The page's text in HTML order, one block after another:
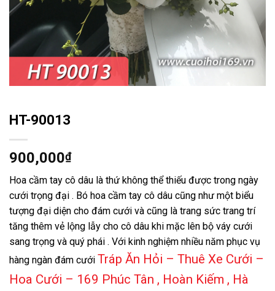
HT-90013
900,000₫
Hoa cầm tay cô dâu là thứ không thể thiếu được trong ngày
cưới trọng đại . Bó hoa cầm tay cô dâu cũng như một biểu
tượng đại diện cho đám cưới và cũng là trang sức trang trí
tăng thêm vẻ lộng lẫy cho cô dâu khi mặc lên bộ váy cưới
sang trọng và quý phái . Với kinh nghiệm nhiều năm phục vụ
hàng ngàn đám cưới Tráp Ăn Hỏi – Thuê Xe Cưới –
Hoa Cưới – 169 Phúc Tân , Hoàn Kiếm , Hà